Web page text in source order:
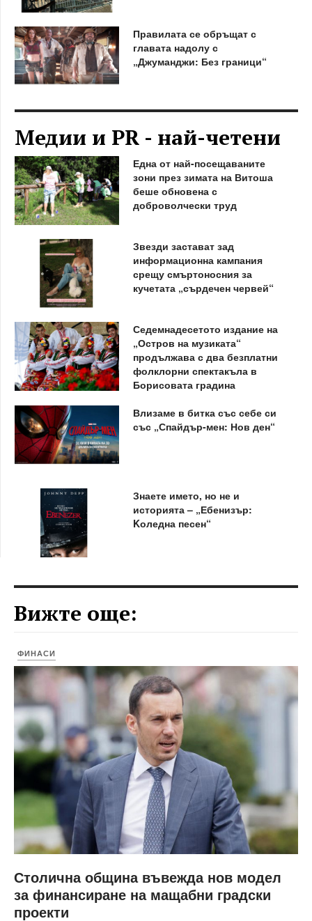
Правилата се обръщат с
главата надолу с
„Джуманджи: Без граници“
Медии и PR - най-четени
Една от най-посещаваните
зони през зимата на Витоша
беше обновена с
доброволчески труд
Звезди застават зад
информационна кампания
срещу смъртоносния за
кучетата „сърдечен червей“
Седемнадесетото издание на
„Остров на музиката“
продължава с два безплатни
фолклорни спектакъла в
Борисовата градина
Влизаме в битка със себе си
със „Спайдър-мен: Нов ден“
Знаете името, но не и
историята – „Ебенизър:
Kоледна песен“
Вижте още:
ФИНАСИ
Столична община въвежда нов модел
за финансиране на мащабни градски
проекти